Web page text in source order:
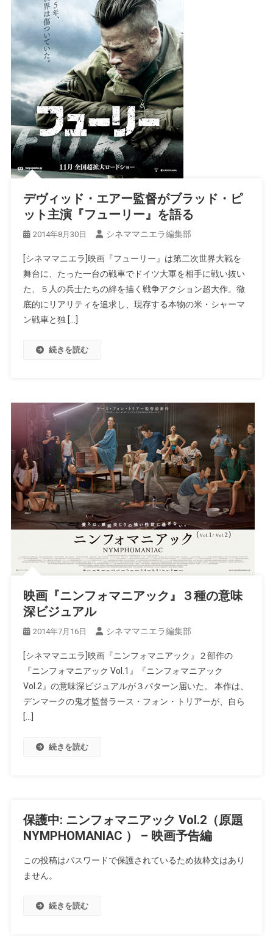
デヴィッド・エアー監督がブラッド・ピ
ット主演『フューリー』を語る
2014年8月30日 シネママニエラ編集部
[シネママニエラ]映画『フューリー』は第二次世界大戦を
舞台に、たった一台の戦車でドイツ大軍を相手に戦い抜い
た、５人の兵士たちの絆を描く戦争アクション超大作。徹
底的にリアリティを追求し、現存する本物の米・シャーマ
ン戦車と独 […]
続きを読む
映画『ニンフォマニアック』３種の意味
深ビジュアル
2014年7月16日 シネママニエラ編集部
[シネママニエラ]映画『ニンフォマニアック』２部作の
『ニンフォマニアック Vol.1』『ニンフォマニアック
Vol.2』の意味深ビジュアルが３パターン届いた。 本作は、
デンマークの鬼才監督ラース・フォン・トリアーが、自ら
[…]
続きを読む
保護中: ニンフォマニアック Vol.2（原題
NYMPHOMANIAC ） – 映画予告編
この投稿はパスワードで保護されているため抜粋文はあり
ません。
続きを読む